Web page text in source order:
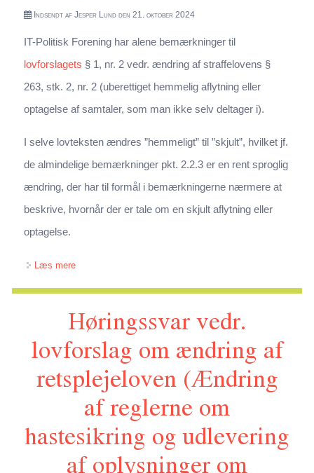
Indsendt af Jesper Lundden 21. oktober 2024
IT-Politisk Forening har alene bemærkninger til
lovforslagets § 1, nr. 2 vedr. ændring af straffelovens §
263, stk. 2, nr. 2 (uberettiget hemmelig aflytning eller
optagelse af samtaler, som man ikke selv deltager i).
I selve lovteksten ændres ”hemmeligt” til ”skjult”, hvilket jf.
de almindelige bemærkninger pkt. 2.2.3 er en rent sproglig
ændring, der har til formål i bemærkningerne nærmere at
beskrive, hvornår der er tale om en skjult aflytning eller
optagelse.
Læs mereom Høringssvar vedr. lovforslag om ændring af
straffeloven og lov om politiets virksomhed (Styrket
Høringssvar vedr.
lovforslag om ændring af
retsplejeloven (Ændring
af reglerne om
hastesikring og udlevering
af oplysninger om